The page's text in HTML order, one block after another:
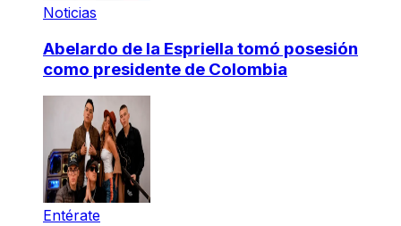
Noticias
Abelardo de la Espriella tomó posesión
como presidente de Colombia
Entérate